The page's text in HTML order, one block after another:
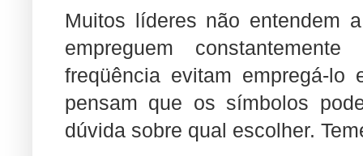
Muitos líderes não entendem
empreguem
freqüência evitam empregá-lo
pensam que os símbolos
dúvida sobre qual escolher.